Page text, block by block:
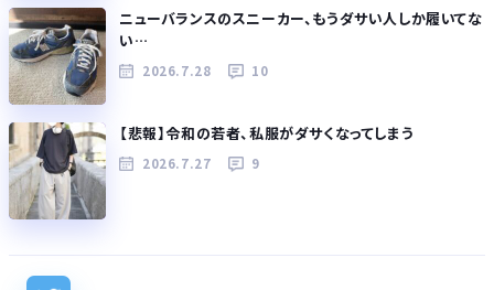
ニューバランスのスニーカー、もうダサい人しか履いてな
い…
2026.7.28 10
【悲報】令和の若者、私服がダサくなってしまう
2026.7.27 9